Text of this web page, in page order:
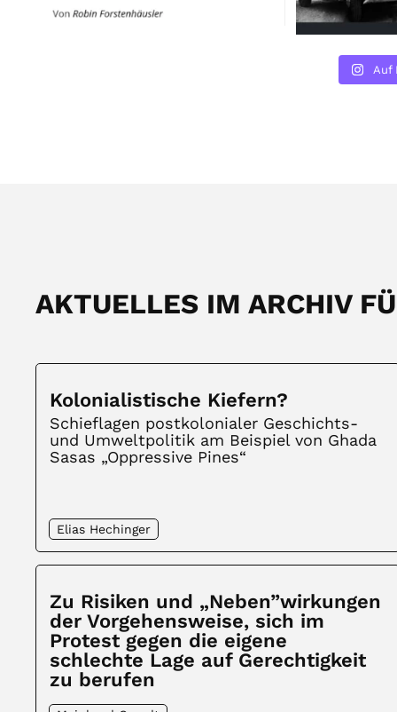
Auf
AKTUELLES IM ARCHIV
Kolonialistische Kiefern?
Schieflagen postkolonialer Geschichts-
und Umweltpolitik am Beispiel von Ghada
Sasas „Oppressive Pines“
Elias Hechinger
Zu Risiken und „Neben”wirkungen
der Vorgehensweise, sich im
Protest gegen die eigene
schlechte Lage auf Gerechtigkeit
zu berufen